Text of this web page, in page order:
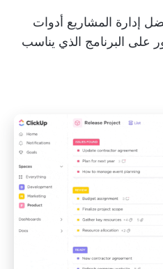
إدارة المشاريع أدوات
على البرنامج الذي يناسب